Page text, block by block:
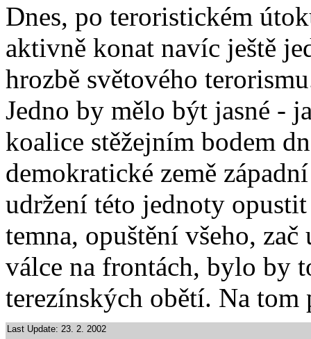
Dnes, po teroristickém
aktivně konat navíc ještě
hrozbě světového
Jedno by mělo být jasné -
koalice stěžejním bodem
demokratické země
udržení této jednoty
temna, opuštění všeho,
válce na frontách, bylo by
terezínských obětí. Na tom
Last Update: 23. 2. 2002